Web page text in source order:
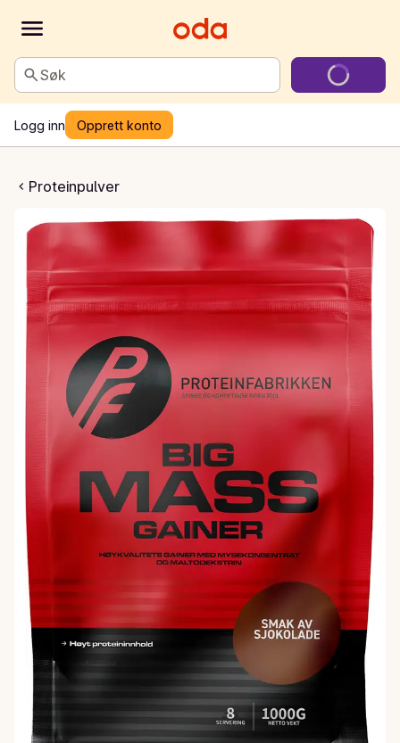
Søk
Logg inn Opprett konto
Proteinpulver
Gainer